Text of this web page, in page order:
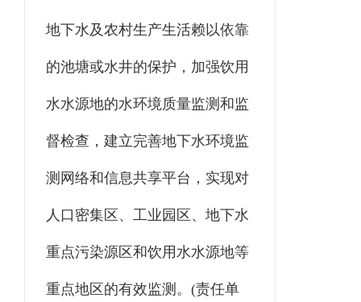
地下水及农村生产生活赖以依靠
的池塘或水井的保护，加强饮用
水水源地的水环境质量监测和监
督检查，建立完善地下水环境监
测网络和信息共享平台，实现对
人口密集区、工业园区、地下水
重点污染源区和饮用水水源地等
重点地区的有效监测。(责任单